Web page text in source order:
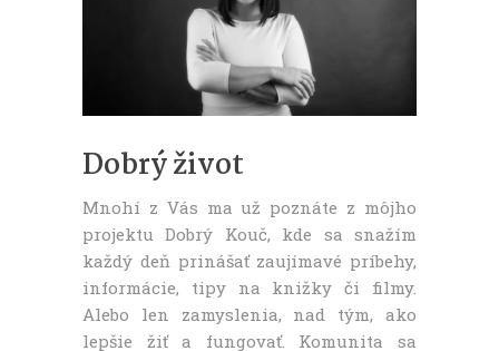
Dobrý život
Mnohí z Vás ma už poznáte z môjho
projektu Dobrý Kouč, kde sa snažím
každý deň prinášať zaujímavé príbehy,
informácie, tipy na knižky či filmy.
Alebo len zamyslenia, nad tým, ako
lepšie žiť a fungovať. Komunita sa